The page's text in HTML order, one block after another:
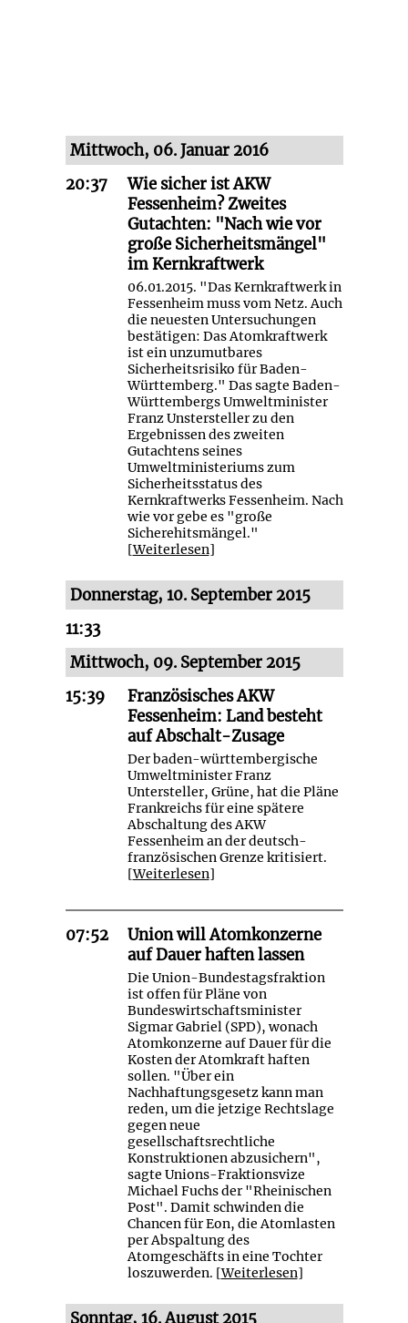
Mittwoch, 06. Januar 2016
20:37
Wie sicher ist AKW
Fessenheim? Zweites
Gutachten: "Nach wie vor
große Sicherheitsmängel"
im Kernkraftwerk
06.01.2015. "Das Kernkraftwerk in
Fessenheim muss vom Netz. Auch
die neuesten Untersuchungen
bestätigen: Das Atomkraftwerk
ist ein unzumutbares
Sicherheitsrisiko für Baden-
Württemberg." Das sagte Baden-
Württembergs Umweltminister
Franz Unstersteller zu den
Ergebnissen des zweiten
Gutachtens seines
Umweltministeriums zum
Sicherheitsstatus des
Kernkraftwerks Fessenheim. Nach
wie vor gebe es "große
Sicherehitsmängel."
[Weiterlesen]
Donnerstag, 10. September 2015
11:33
Mittwoch, 09. September 2015
15:39
Französisches AKW
Fessenheim: Land besteht
auf Abschalt-Zusage
Der baden-württembergische
Umweltminister Franz
Untersteller, Grüne, hat die Pläne
Frankreichs für eine spätere
Abschaltung des AKW
Fessenheim an der deutsch-
französischen Grenze kritisiert.
[Weiterlesen]
07:52
Union will Atomkonzerne
auf Dauer haften lassen
Die Union-Bundestagsfraktion
ist offen für Pläne von
Bundeswirtschaftsminister
Sigmar Gabriel (SPD), wonach
Atomkonzerne auf Dauer für die
Kosten der Atomkraft haften
sollen. "Über ein
Nachhaftungsgesetz kann man
reden, um die jetzige Rechtslage
gegen neue
gesellschaftsrechtliche
Konstruktionen abzusichern",
sagte Unions-Fraktionsvize
Michael Fuchs der "Rheinischen
Post". Damit schwinden die
Chancen für Eon, die Atomlasten
per Abspaltung des
Atomgeschäfts in eine Tochter
loszuwerden. [Weiterlesen]
Sonntag, 16. August 2015